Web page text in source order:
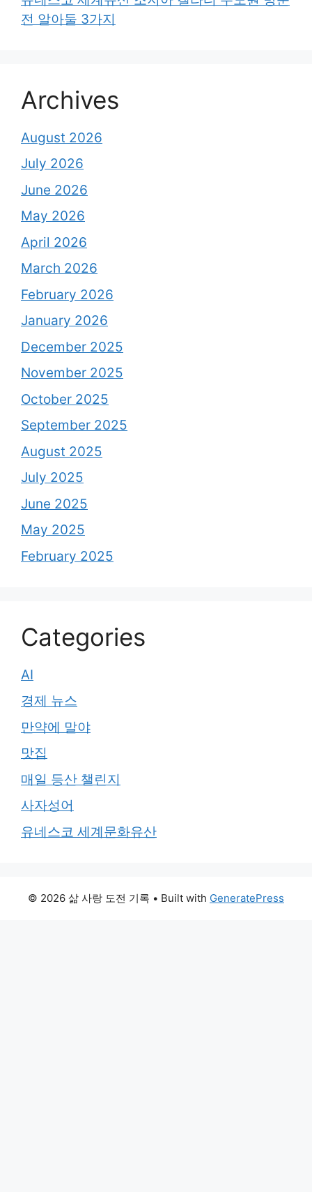
전 알아둘 3가지
Archives
August 2026
July 2026
June 2026
May 2026
April 2026
March 2026
February 2026
January 2026
December 2025
November 2025
October 2025
September 2025
August 2025
July 2025
June 2025
May 2025
February 2025
Categories
AI
경제 뉴스
만약에 말야
맛집
매일 등산 챌린지
사자성어
유네스코 세계문화유산
© 2026 삶 사랑 도전 기록 • Built with GeneratePress